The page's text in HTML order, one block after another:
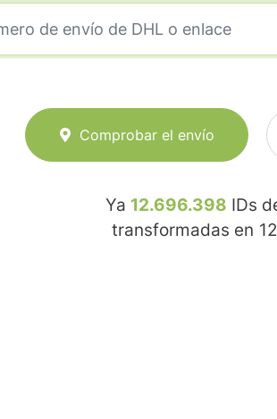
Comprobar el envío
Ya 12.696.398 IDs
transformadas en